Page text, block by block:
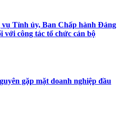
Tỉnh ủy, Ban Chấp hành Đảng
với công tác tổ chức cán bộ
gặp mặt doanh nghiệp đầu